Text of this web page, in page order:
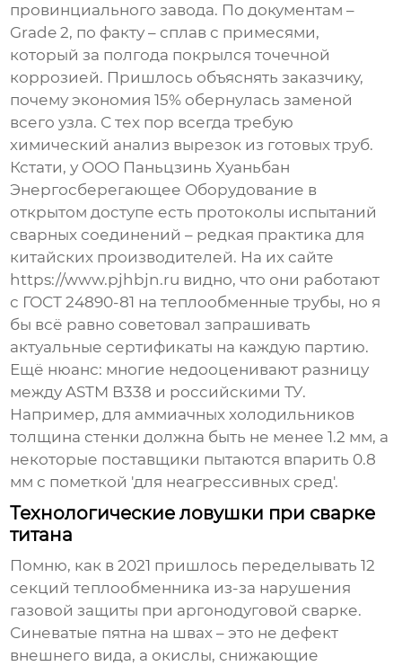
провинциального завода. По документам –
Grade 2, по факту – сплав с примесями,
который за полгода покрылся точечной
коррозией. Пришлось объяснять заказчику,
почему экономия 15% обернулась заменой
всего узла. С тех пор всегда требую
химический анализ вырезок из готовых труб.
Кстати, у ООО Паньцзинь Хуаньбан
Энергосберегающее Оборудование в
открытом доступе есть протоколы испытаний
сварных соединений – редкая практика для
китайских производителей. На их сайте
https://www.pjhbjn.ru видно, что они работают
с ГОСТ 24890-81 на теплообменные трубы, но я
бы всё равно советовал запрашивать
актуальные сертификаты на каждую партию.
Ещё нюанс: многие недооценивают разницу
между ASTM B338 и российскими ТУ.
Например, для аммиачных холодильников
толщина стенки должна быть не менее 1.2 мм, а
некоторые поставщики пытаются впарить 0.8
мм с пометкой 'для неагрессивных сред'.
Технологические ловушки при сварке
титана
Помню, как в 2021 пришлось переделывать 12
секций теплообменника из-за нарушения
газовой защиты при аргонодуговой сварке.
Синеватые пятна на швах – это не дефект
внешнего вида, а окислы, снижающие